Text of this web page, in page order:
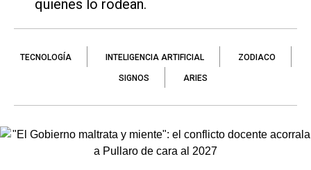
quienes lo rodean.
TECNOLOGÍA INTELIGENCIA ARTIFICIAL ZODIACO
SIGNOS ARIES